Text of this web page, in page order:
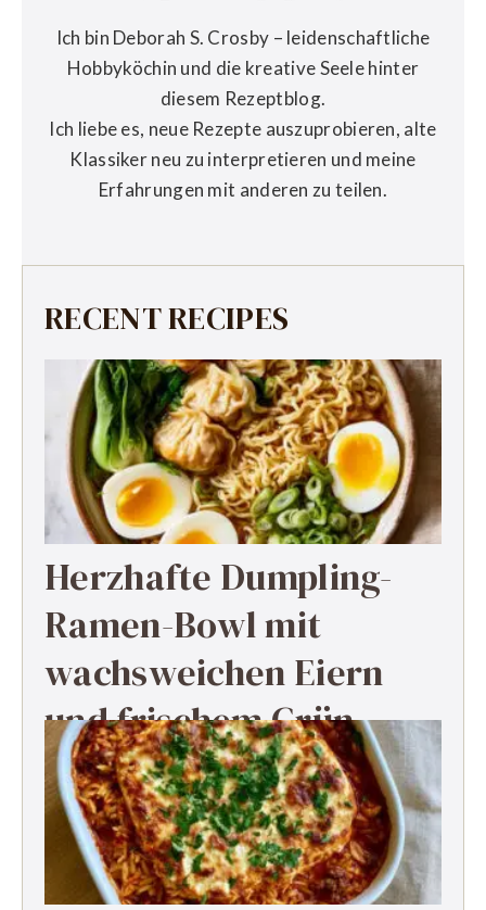
Ich bin Deborah S. Crosby – leidenschaftliche
Hobbyköchin und die kreative Seele hinter
diesem Rezeptblog.
Ich liebe es, neue Rezepte auszuprobieren, alte
Klassiker neu zu interpretieren und meine
Erfahrungen mit anderen zu teilen.
RECENT RECIPES
Herzhafte Dumpling-
Ramen-Bowl mit
wachsweichen Eiern
und frischem Grün